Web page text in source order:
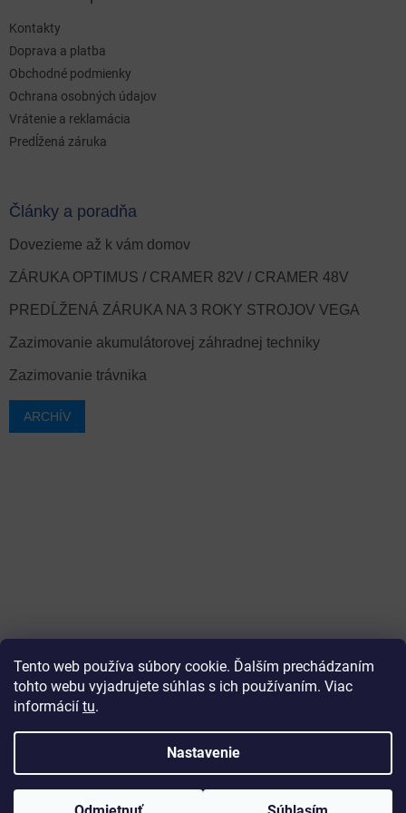
Tento web používa súbory cookie. Ďalším prechádzaním
tohto webu vyjadrujete súhlas s ich používaním. Viac
informácií tu.
Nastavenie
Kontakty
Doprava a platba
Obchodné podmienky
Ochrana osobných údajov
Vrátenie a reklamácia
Predĺžená záruka
Články a poradňa
Dovezieme až k vám domov
ZÁRUKA OPTIMUS / CRAMER 82V / CRAMER 48V
PREDĹŽENÁ ZÁRUKA NA 3 ROKY STROJOV VEGA
Zazimovanie akumulátorovej záhradnej techniky
Zazimovanie trávnika
ARCHÍV
. Všetky práva vyhradené.